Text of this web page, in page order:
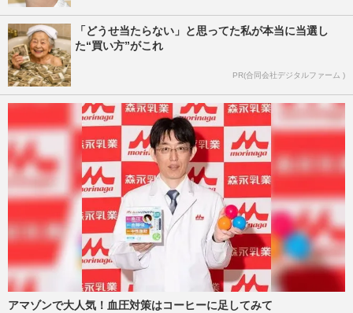
「どうせ当たらない」と思ってた私が本当に当選し
た“買い方”がこれ
PR(合同会社デジタルファーム )
アマゾンで大人気！血圧対策はコーヒーに足してみて